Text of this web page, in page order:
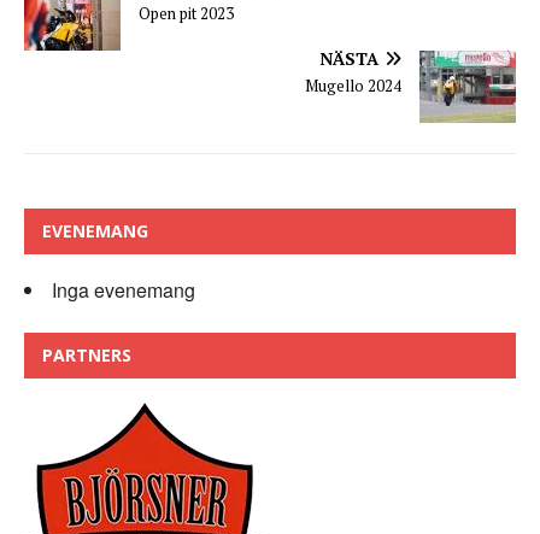
Open pit 2023
NÄSTA
Mugello 2024
EVENEMANG
Inga evenemang
PARTNERS